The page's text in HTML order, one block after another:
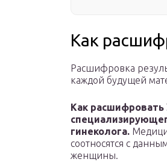
Как
Расшифровка
каждой будущей
Как расшифровать
гинеколога.
соотносятся с
женщины.